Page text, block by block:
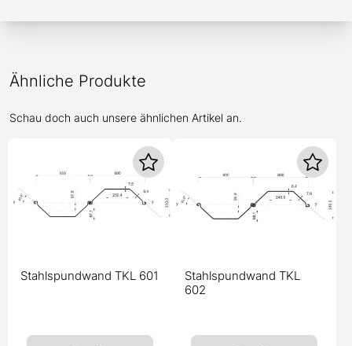
Ähnliche Produkte
Schau doch auch unsere ähnlichen Artikel an.
Stahlspundwand TKL 601
Stahlspundwand TKL
602